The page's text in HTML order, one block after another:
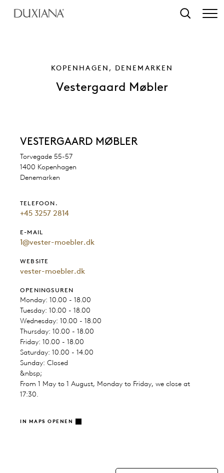
Zoeken
KOPENHAGEN, DENEMARKEN
Vestergaard Møbler
VESTERGAARD MØBLER
Torvegade 55-57
1400 Kopenhagen
Denemarken
TELEFOON.
+45 3257 2814
E-MAIL
1@vester-moebler.dk
WEBSITE
vester-moebler.dk
OPENINGSUREN
Monday: 10.00 - 18.00
Tuesday: 10.00 - 18.00
Wednesday: 10.00 - 18.00
Thursday: 10.00 - 18.00
Friday: 10.00 - 18.00
Saturday: 10.00 - 14.00
Sunday: Closed
&nbsp;
From 1 May to 1 August, Monday to Friday, we close at
17:30.
IN MAPS OPENEN